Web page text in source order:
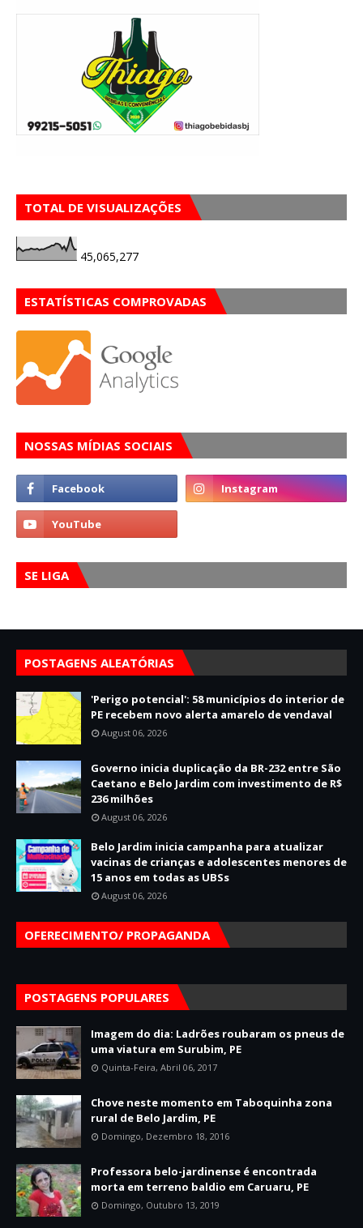
TOTAL DE VISUALIZAÇÕES
45,065,277
ESTATÍSTICAS COMPROVADAS
NOSSAS MÍDIAS SOCIAIS
SE LIGA
POSTAGENS ALEATÓRIAS
'Perigo potencial': 58 municípios do interior de
PE recebem novo alerta amarelo de vendaval
August 06, 2026
Governo inicia duplicação da BR-232 entre São
Caetano e Belo Jardim com investimento de R$
236 milhões
August 06, 2026
Belo Jardim inicia campanha para atualizar
vacinas de crianças e adolescentes menores de
15 anos em todas as UBSs
August 06, 2026
OFERECIMENTO/ PROPAGANDA
POSTAGENS POPULARES
Imagem do dia: Ladrões roubaram os pneus de
uma viatura em Surubim, PE
Quinta-Feira, Abril 06, 2017
Chove neste momento em Taboquinha zona
rural de Belo Jardim, PE
Domingo, Dezembro 18, 2016
Professora belo-jardinense é encontrada
morta em terreno baldio em Caruaru, PE
Domingo, Outubro 13, 2019